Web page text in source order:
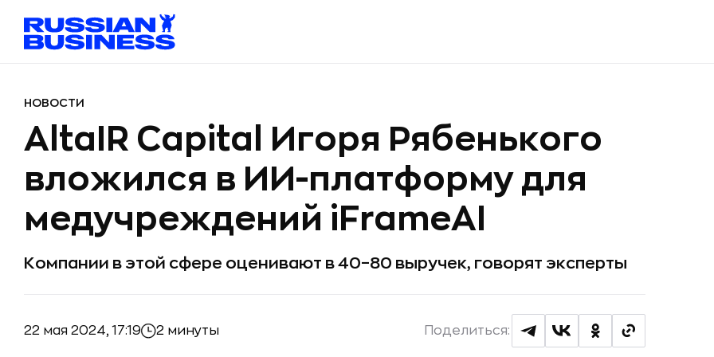
НОВОСТИ
AltaIR Capital Игоря Рябенького
вложился в ИИ-платформу для
медучреждений iFrameAI
Компании в этой сфере оценивают в 40–80 выручек, говорят эксперты
22 мая 2024, 17:19 2 минуты Поделиться: